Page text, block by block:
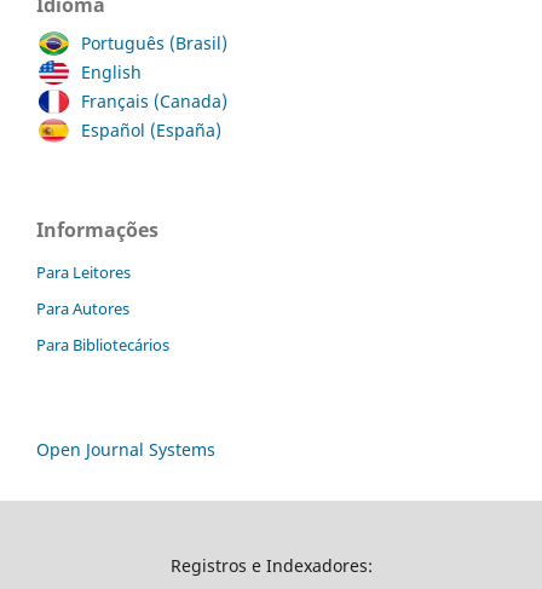
Português (Brasil)
English
Français (Canada)
Español (España)
Informações
Para Leitores
Para Autores
Para Bibliotecários
Open Journal Systems
Registros e Indexadores: